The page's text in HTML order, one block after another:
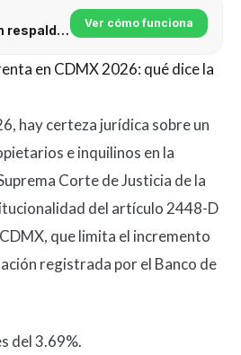
en CDMX 2026: qué dice la
hay certeza jurídica sobre un
e inquilinos en la
Corte de Justicia de la
del artículo 2448-D
que limita el incremento
registrada por el Banco de
del 3.69%.
Protege tu renta con respaldo jurídico Ver cómo funciona